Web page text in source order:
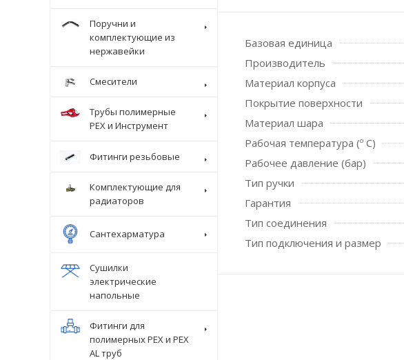
Базовая единица
Производитель
Материал корпуса
Покрытие поверхности
Материал шара
Рабочая температура (º С)
Рабочее давление (бар)
Тип ручки
Гарантия
Тип соединения
Тип подключения и размер
Поручни и
комплектующие из
нержавейки
Крепеж стоек для поручня
Смесители
Трубы полимерные
PEX и Инструмент
Фитинги резьбовые
Комплектующие для
радиаторов
Сантехарматура
Сушилки
электрические
напольные
Фитинги для
полимерных PEX и PEX
AL труб